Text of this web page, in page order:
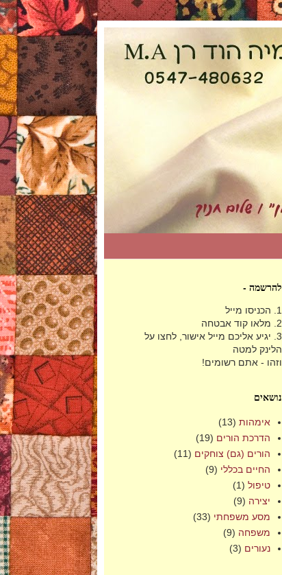
להרשמה -
1. הכניסו מייל
2. מלאו קוד אבטחה
3. יגיע אליכם מייל אישור, לחצו על
הלינק למטה
וזהו - אתם רשומים!
נושאים
אימהות (13)
הדרכת הורים (19)
הורים (גם) צוחקים (11)
החיים בכללי (9)
טיפול (1)
יצירה (9)
מסע משפחתי (33)
משפחה (9)
נעורים (3)